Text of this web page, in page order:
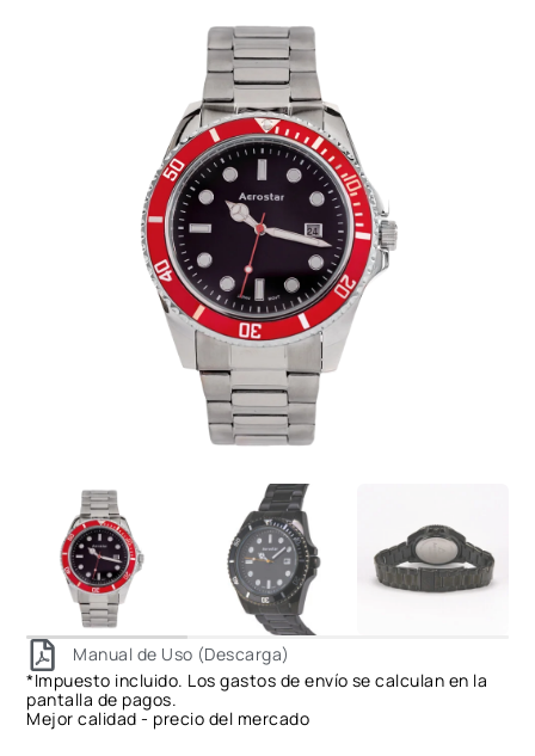
Manual de Uso (Descarga)
*Impuesto incluido. Los gastos de envío se calculan en la
pantalla de pagos.
Mejor calidad - precio del mercado